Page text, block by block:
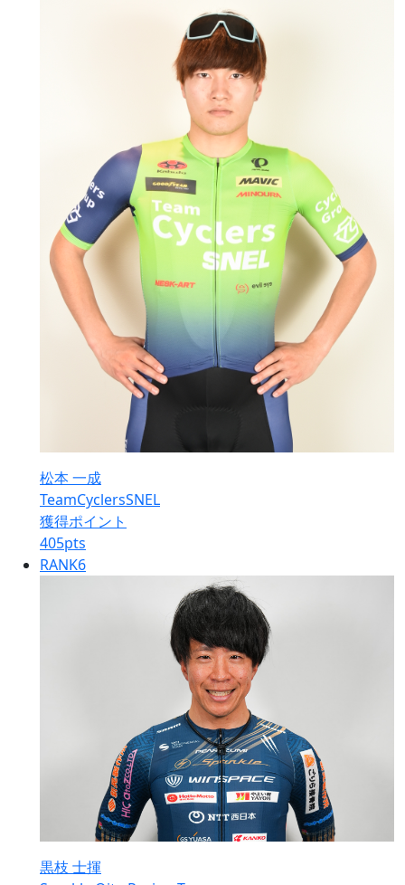
松本 一成
TeamCyclersSNEL
獲得ポイント
405pts
RANK6
黒枝 士揮